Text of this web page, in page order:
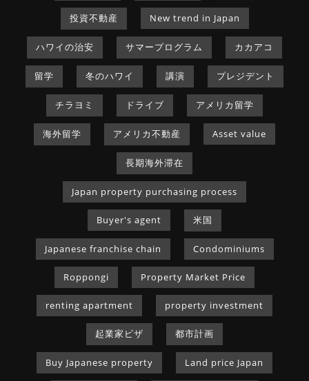
投資不動産 New trend in Japan
ハワイの治安 サマープログラム カカアコ
留学 冬のハワイ 講演 プレジデント
チラヨミ ドライブ アメリカ留学
海外留学 アメリカ不動産 Asset value
長期海外滞在
Japan property purchasing process
Buyer's agent 米国
Japanese franchise chain Condominiums
Roppongi Property Market Price
renting apartment property investment
起業家ビザ 都市計画
Buy Japanese property Land price Japan